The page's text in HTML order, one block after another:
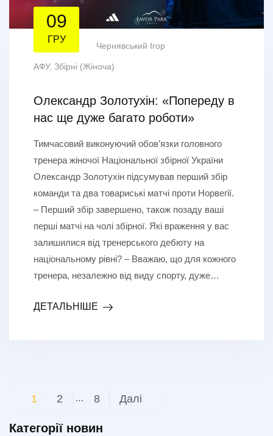
09
ГРУ
Чернявський Ігор
АФУ, Збірні (Жіноча)
Олександр Золотухін: «Попереду в
нас ще дуже багато роботи»
Тимчасовий виконуючий обов’язки головного
тренера жіночої Національної збірної України
Олександр Золотухін підсумував перший збір
команди та два товариські матчі проти Норвегії.
– Перший збір завершено, також позаду ваші
перші матчі на чолі збірної. Які враження у вас
залишилися від тренерського дебюту на
національному рівні? – Вважаю, що для кожного
тренера, незалежно від виду спорту, дуже…
ДЕТАЛЬНІШЕ
Пагінація
1 2 … 8 Далі
Категорії новин